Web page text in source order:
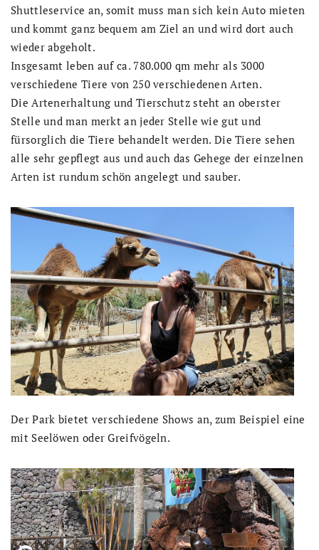
Shuttleservice an, somit muss man sich kein Auto mieten
und kommt ganz bequem am Ziel an und wird dort auch
wieder abgeholt.
Insgesamt leben auf ca. 780.000 qm mehr als 3000
verschiedene Tiere von 250 verschiedenen Arten.
Die Artenerhaltung und Tierschutz steht an oberster
Stelle und man merkt an jeder Stelle wie gut und
fürsorglich die Tiere behandelt werden. Die Tiere sehen
alle sehr gepflegt aus und auch das Gehege der einzelnen
Arten ist rundum schön angelegt und sauber.
Der Park bietet verschiedene Shows an, zum Beispiel eine
mit Seelöwen oder Greifvögeln.